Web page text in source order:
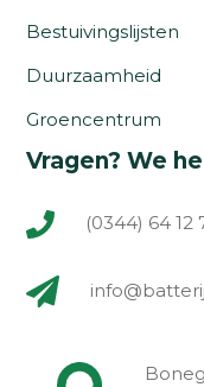
Bestuivingslijsten
Duurzaamheid
Groencentrum
Vragen? We
(0344) 64 12